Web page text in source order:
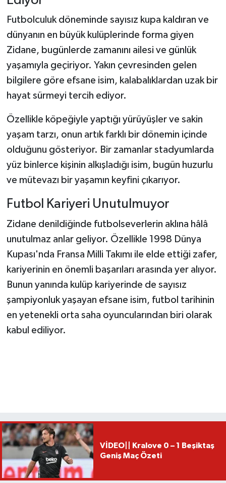
Futbolculuk döneminde sayısız kupa kaldıran ve
dünyanın en büyük kulüplerinde forma giyen
Zidane, bugünlerde zamanını ailesi ve günlük
yaşamıyla geçiriyor. Yakın çevresinden gelen
bilgilere göre efsane isim, kalabalıklardan uzak bir
hayat sürmeyi tercih ediyor.
Özellikle köpeğiyle yaptığı yürüyüşler ve sakin
yaşam tarzı, onun artık farklı bir dönemin içinde
olduğunu gösteriyor. Bir zamanlar stadyumlarda
yüz binlerce kişinin alkışladığı isim, bugün huzurlu
ve mütevazı bir yaşamın keyfini çıkarıyor.
Futbol Kariyeri Unutulmuyor
Zidane denildiğinde futbolseverlerin aklına hâlâ
unutulmaz anlar geliyor. Özellikle 1998 Dünya
Kupası'nda Fransa Milli Takımı ile elde ettiği zafer,
kariyerinin en önemli başarıları arasında yer alıyor.
Bunun yanında kulüp kariyerinde de sayısız
şampiyonluk yaşayan efsane isim, futbol tarihinin
en yetenekli orta saha oyuncularından biri olarak
kabul ediliyor.
VİDEO|| Kralove 0 – 1 Beşiktaş
Geniş Maç Özeti